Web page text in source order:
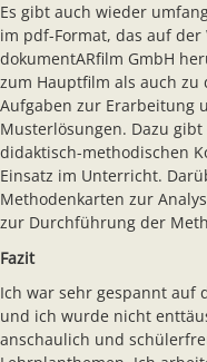
Es gibt auch wieder
im pdf-Format, das auf der
dokumentARfilm GmbH
zum Hauptfilm als auch
Aufgaben zur Erarbeitung
Musterlösungen. Dazu
didaktisch-methodischen
Einsatz im Unterricht.
Methodenkarten zur
zur Durchführung der
Fazit
Ich war sehr gespannt auf
und ich wurde nicht
anschaulich und